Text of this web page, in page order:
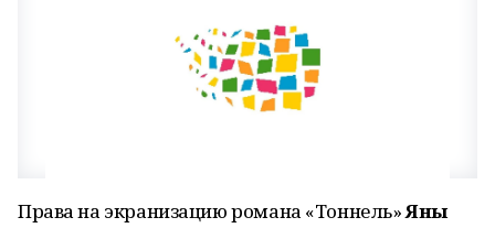
Права на экранизацию романа «Тоннель»Яны